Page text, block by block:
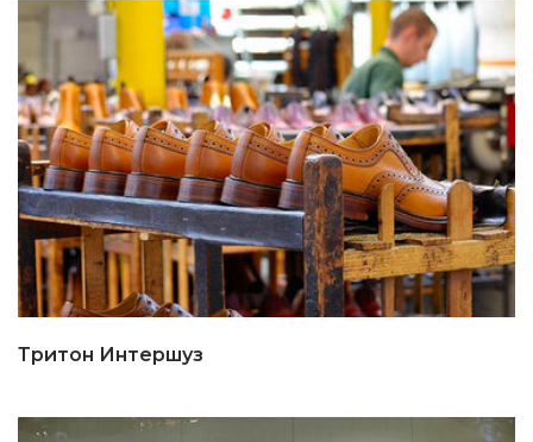
Тритон Интершуз